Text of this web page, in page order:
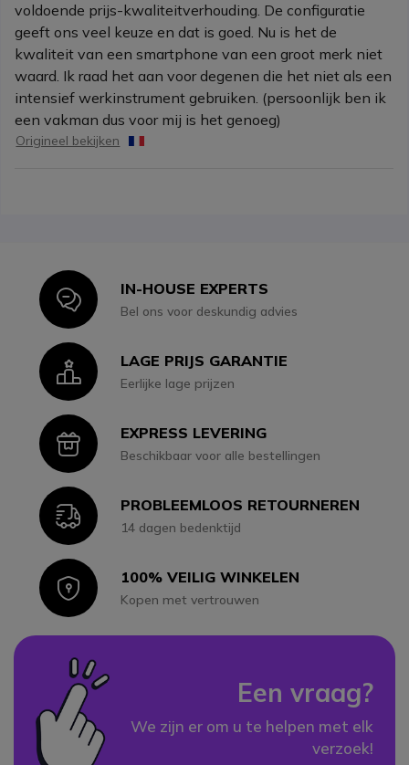
voldoende prijs-kwaliteitverhouding. De configuratie
geeft ons veel keuze en dat is goed. Nu is het de
kwaliteit van een smartphone van een groot merk niet
waard. Ik raad het aan voor degenen die het niet als een
intensief werkinstrument gebruiken. (persoonlijk ben ik
een vakman dus voor mij is het genoeg)
Origineel bekijken
IconIN-HOUSE EXPERTS
Bel ons voor deskundig advies
IconLAGE PRIJS GARANTIE
Eerlijke lage prijzen
IconEXPRESS LEVERING
Beschikbaar voor alle bestellingen
IconPROBLEEMLOOS RETOURNEREN
14 dagen bedenktijd
Icon100% VEILIG WINKELEN
Kopen met vertrouwen
Een vraag?
We zijn er om u te helpen met elk
verzoek!